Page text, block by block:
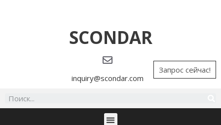
SCONDAR
inquiry@scondar.com
Запрос сейчас!